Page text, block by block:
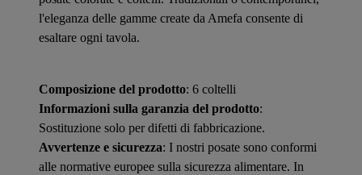
l'eleganza delle gamme create da Amefa consente di
esaltare ogni tavola.
Composizione del prodotto: 6 coltelli
Informazioni sulla garanzia del prodotto:
Sostituzione solo per difetti di fabbricazione.
Avvertenze e sicurezza: I nostri posate sono conformi
alle normative europee sulla sicurezza alimentare. In